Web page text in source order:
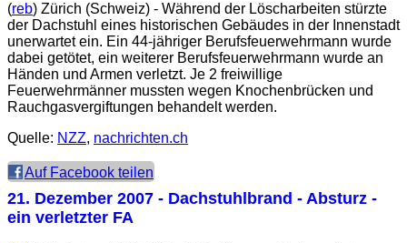
(reb) Zürich (Schweiz) - Während der Löscharbeiten stürzte
der Dachstuhl eines historischen Gebäudes in der Innenstadt
unerwartet ein. Ein 44-jähriger Berufsfeuerwehrmann wurde
dabei getötet, ein weiterer Berufsfeuerwehrmann wurde an
Händen und Armen verletzt. Je 2 freiwillige
Feuerwehrmänner mussten wegen Knochenbrücken und
Rauchgasvergiftungen behandelt werden.
Quelle: NZZ, nachrichten.ch
Auf Facebook teilen
21. Dezember 2007 - Dachstuhlbrand - Absturz -
ein verletzter FA